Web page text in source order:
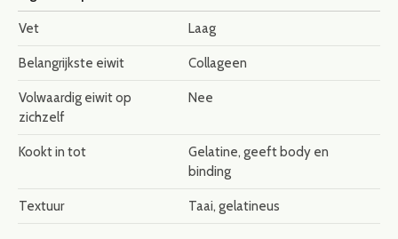
Vet Laag
Belangrijkste eiwit Collageen
Volwaardig eiwit op
zichzelf
Nee
Kookt in tot
Gelatine, geeft body en
binding
Textuur Taai, gelatineus